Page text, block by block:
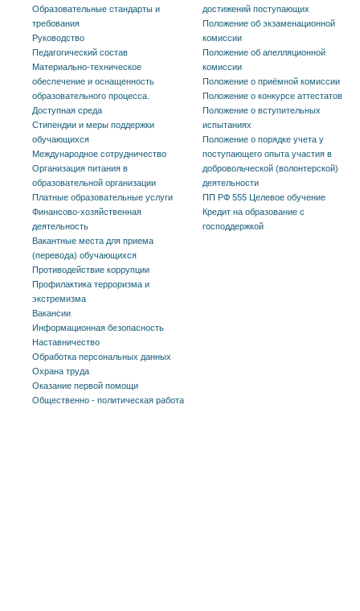
Образовательные стандарты и
требования
Руководство
Педагогический состав
Материально-техническое
обеспечение и оснащенность
образовательного процесса.
Доступная среда
Стипендии и меры поддержки
обучающихся
Международное сотрудничество
Организация питания в
образовательной организации
Платные образовательные услуги
Финансово-хозяйственная
деятельность
Вакантные места для приема
(перевода) обучающихся
Противодействие коррупции
Профилактика терроризма и
экстремизма
Вакансии
Информационная безопасность
Наставничество
Обработка персональных данных
Охрана труда
Оказание первой помощи
Общественно - политическая работа
достижений поступающих
Положение об экзаменационной
комиссии
Положение об апелляционной
комиссии
Положение о приёмной комиссии
Положение о конкурсе аттестатов
Положение о вступительных
испытаниях
Положение о порядке учета у
поступающего опыта участия в
добровольческой (волонтерской)
деятельности
ПП РФ 555 Целевое обучение
Кредит на образование с
господдержкой